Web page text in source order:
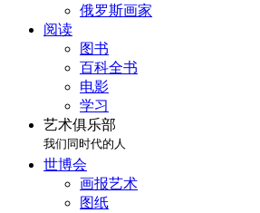
俄罗斯画家
阅读
图书
百科全书
电影
学习
艺术俱乐部
我们同时代的人
世博会
画报艺术
图纸